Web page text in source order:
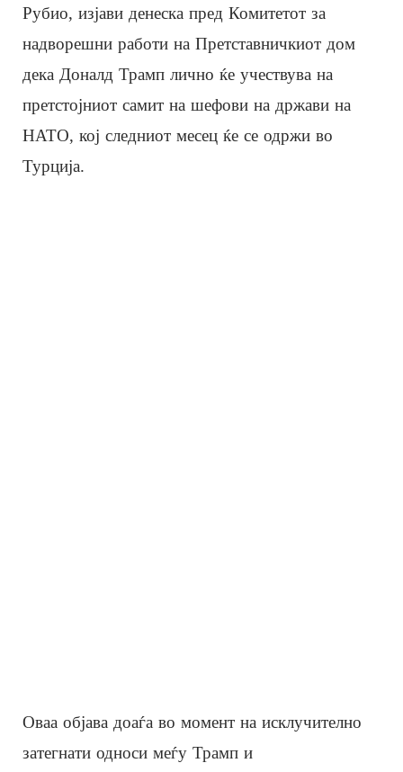
Рубио, изјави денеска пред Комитетот за
надворешни работи на Претставничкиот дом
дека Доналд Трамп лично ќе учествува на
претстојниот самит на шефови на држави на
НАТО, кој следниот месец ќе се одржи во
Турција.
Оваа објава доаѓа во момент на исклучително
затегнати односи меѓу Трамп и